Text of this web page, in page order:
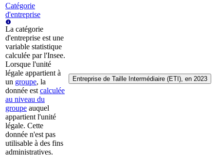
Catégorie
d'entreprise
La catégorie
d'entreprise est une
variable statistique
calculée par l'Insee.
Lorsque l'unité
légale appartient à
un groupe, la
donnée est calculée
au niveau du
groupe auquel
appartient l'unité
légale. Cette
donnée n'est pas
utilisable à des fins
administratives.
Entreprise de Taille Intermédiaire (ETI), en 2023